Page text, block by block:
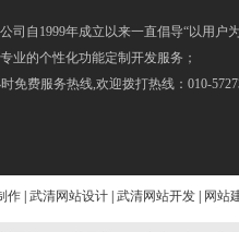
司自1999年成立以来一直倡导“以用户
业的个性化功能定制开发服务；
免费服务热线,欢迎拨打热线：010-
作 武清网站设计 武清网站开发 网站